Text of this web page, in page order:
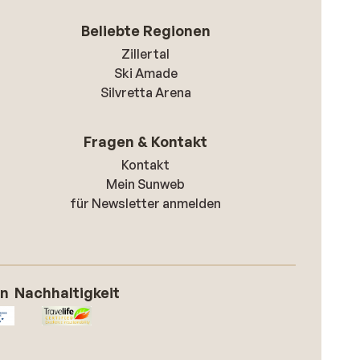
Beliebte Regionen
Zillertal
Ski Amade
Silvretta Arena
Fragen & Kontakt
Kontakt
Mein Sunweb
für Newsletter anmelden
Nachhaltigkeit